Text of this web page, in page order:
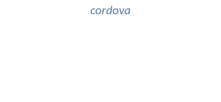
cordova